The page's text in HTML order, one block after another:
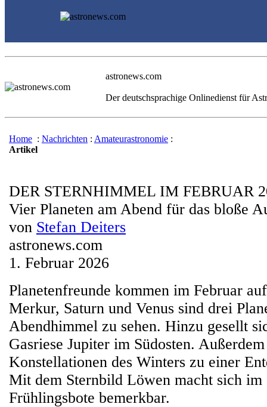
astronews.com
Der deutschsprachige Onlinedienst für
Home : Nachrichten : Amateurastronomie :
Artikel
DER STERNHIMMEL IM FEBRUAR
Vier Planeten am Abend für das bloße
von Stefan Deiters
astronews.com
1. Februar 2026
Planetenfreunde kommen im Februar
Merkur, Saturn und Venus sind drei
Abendhimmel zu sehen. Hinzu gesellt
Gasriese Jupiter im Südosten.
Konstellationen des Winters zu einer
Mit dem Sternbild Löwen macht sich im
Frühlingsbote bemerkbar.